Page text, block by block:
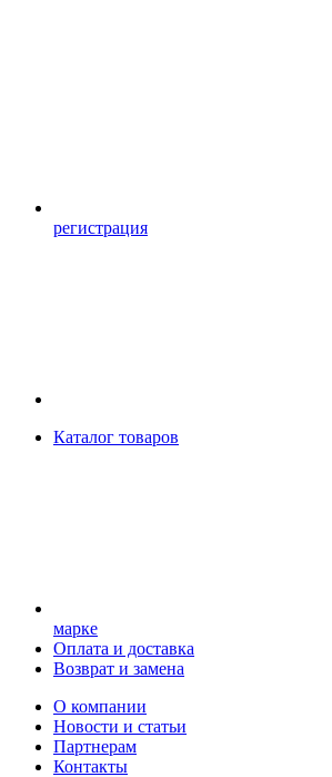
регистрация
Каталог товаров
марке
Оплата и доставка
Возврат и замена
О компании
Новости и статьи
Партнерам
Контакты